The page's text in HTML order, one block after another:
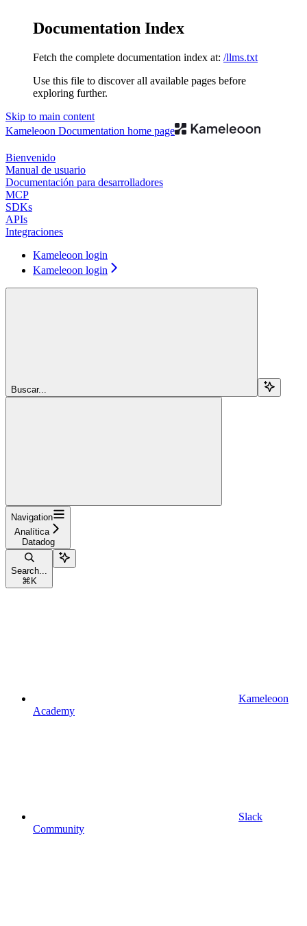
Documentation Index
Fetch the complete documentation index at: /llms.txt
Use this file to discover all available pages before
exploring further.
Skip to main content
Kameleoon Documentation home page
Bienvenido
Manual de usuario
Documentación para desarrolladores
MCP
SDKs
APIs
Integraciones
Kameleoon login
Kameleoon login
Buscar...
Navigation
Analítica
Datadog
Search...
⌘ K
Kameleoon
Academy
Slack
Community